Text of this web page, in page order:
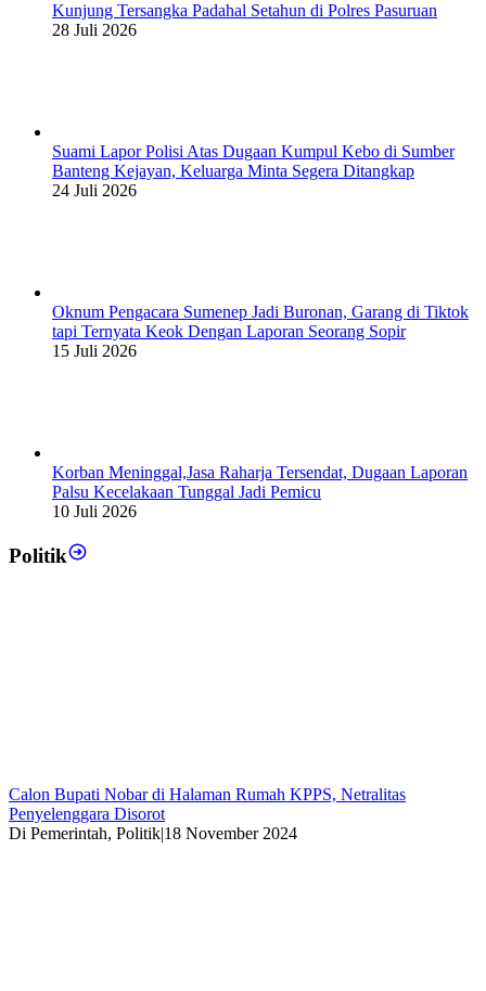
Kunjung Tersangka Padahal Setahun di Polres Pasuruan
28 Juli 2026
Suami Lapor Polisi Atas Dugaan Kumpul Kebo di Sumber
Banteng Kejayan, Keluarga Minta Segera Ditangkap
24 Juli 2026
Oknum Pengacara Sumenep Jadi Buronan, Garang di Tiktok
tapi Ternyata Keok Dengan Laporan Seorang Sopir
15 Juli 2026
Korban Meninggal,Jasa Raharja Tersendat, Dugaan Laporan
Palsu Kecelakaan Tunggal Jadi Pemicu
10 Juli 2026
Politik
Calon Bupati Nobar di Halaman Rumah KPPS, Netralitas
Penyelenggara Disorot
Di Pemerintah, Politik|18 November 2024